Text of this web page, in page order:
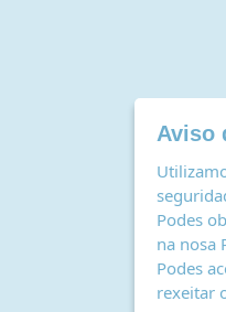
Aviso
Podes
na nosa
Podes
rexeitar